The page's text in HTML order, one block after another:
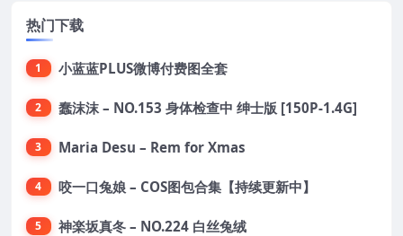
热门下载
1 小蓝蓝PLUS微博付费图全套
2 蠢沫沫 – NO.153 身体检查中 绅士版 [150P-1.4G]
3 Maria Desu – Rem for Xmas
4 咬一口兔娘 – COS图包合集【持续更新中】
5 神楽坂真冬 – NO.224 白丝兔绒